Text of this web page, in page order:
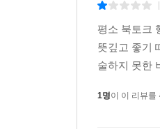
평소 북토크
뜻깊고 좋기
술하지 못한
1명이 이 리뷰를